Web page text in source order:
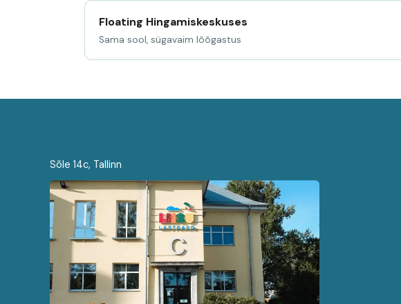
Floating Hingamiskeskuses
Sama sool, sügavaim lõõgastus
Sõle 14c, Tallinn